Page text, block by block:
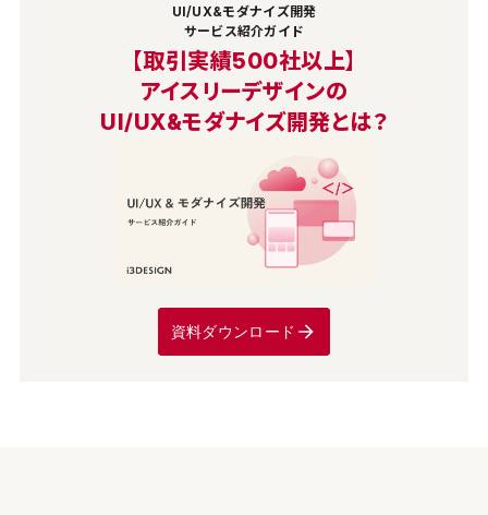
UI/UX&モダナイズ開発
サービス紹介ガイド
【取引実績500社以上】
アイスリーデザインの
UI/UX&モダナイズ開発とは？
資料ダウンロード